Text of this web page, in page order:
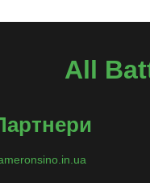
All